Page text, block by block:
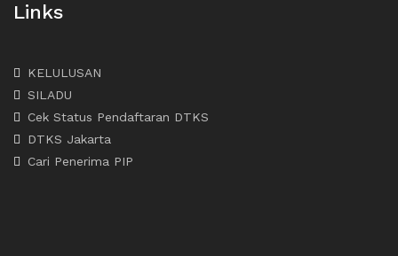
Links
KELULUSAN
SILADU
Cek Status Pendaftaran DTKS
DTKS Jakarta
Cari Penerima PIP